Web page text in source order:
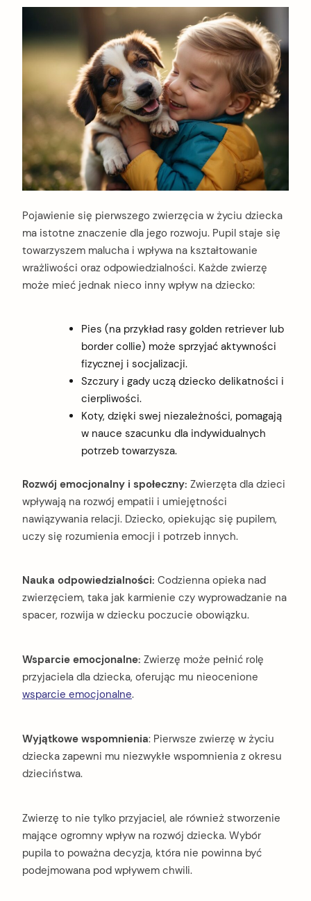
Pojawienie się pierwszego zwierzęcia w życiu dziecka
ma istotne znaczenie dla jego rozwoju. Pupil staje się
towarzyszem malucha i wpływa na kształtowanie
wrażliwości oraz odpowiedzialności. Każde zwierzę
może mieć jednak nieco inny wpływ na dziecko:
Pies (na przykład rasy golden retriever lub
border collie) może sprzyjać aktywności
fizycznej i socjalizacji.
Szczury i gady uczą dziecko delikatności i
cierpliwości.
Koty, dzięki swej niezależności, pomagają
w nauce szacunku dla indywidualnych
potrzeb towarzysza.
Rozwój emocjonalny i społeczny: Zwierzęta dla dzieci
wpływają na rozwój empatii i umiejętności
nawiązywania relacji. Dziecko, opiekując się pupilem,
uczy się rozumienia emocji i potrzeb innych.
Nauka odpowiedzialności: Codzienna opieka nad
zwierzęciem, taka jak karmienie czy wyprowadzanie na
spacer, rozwija w dziecku poczucie obowiązku.
Wsparcie emocjonalne: Zwierzę może pełnić rolę
przyjaciela dla dziecka, oferując mu nieocenione
wsparcie emocjonalne.
Wyjątkowe wspomnienia: Pierwsze zwierzę w życiu
dziecka zapewni mu niezwykłe wspomnienia z okresu
dzieciństwa.
Zwierzę to nie tylko przyjaciel, ale również stworzenie
mające ogromny wpływ na rozwój dziecka. Wybór
pupila to poważna decyzja, która nie powinna być
podejmowana pod wpływem chwili.